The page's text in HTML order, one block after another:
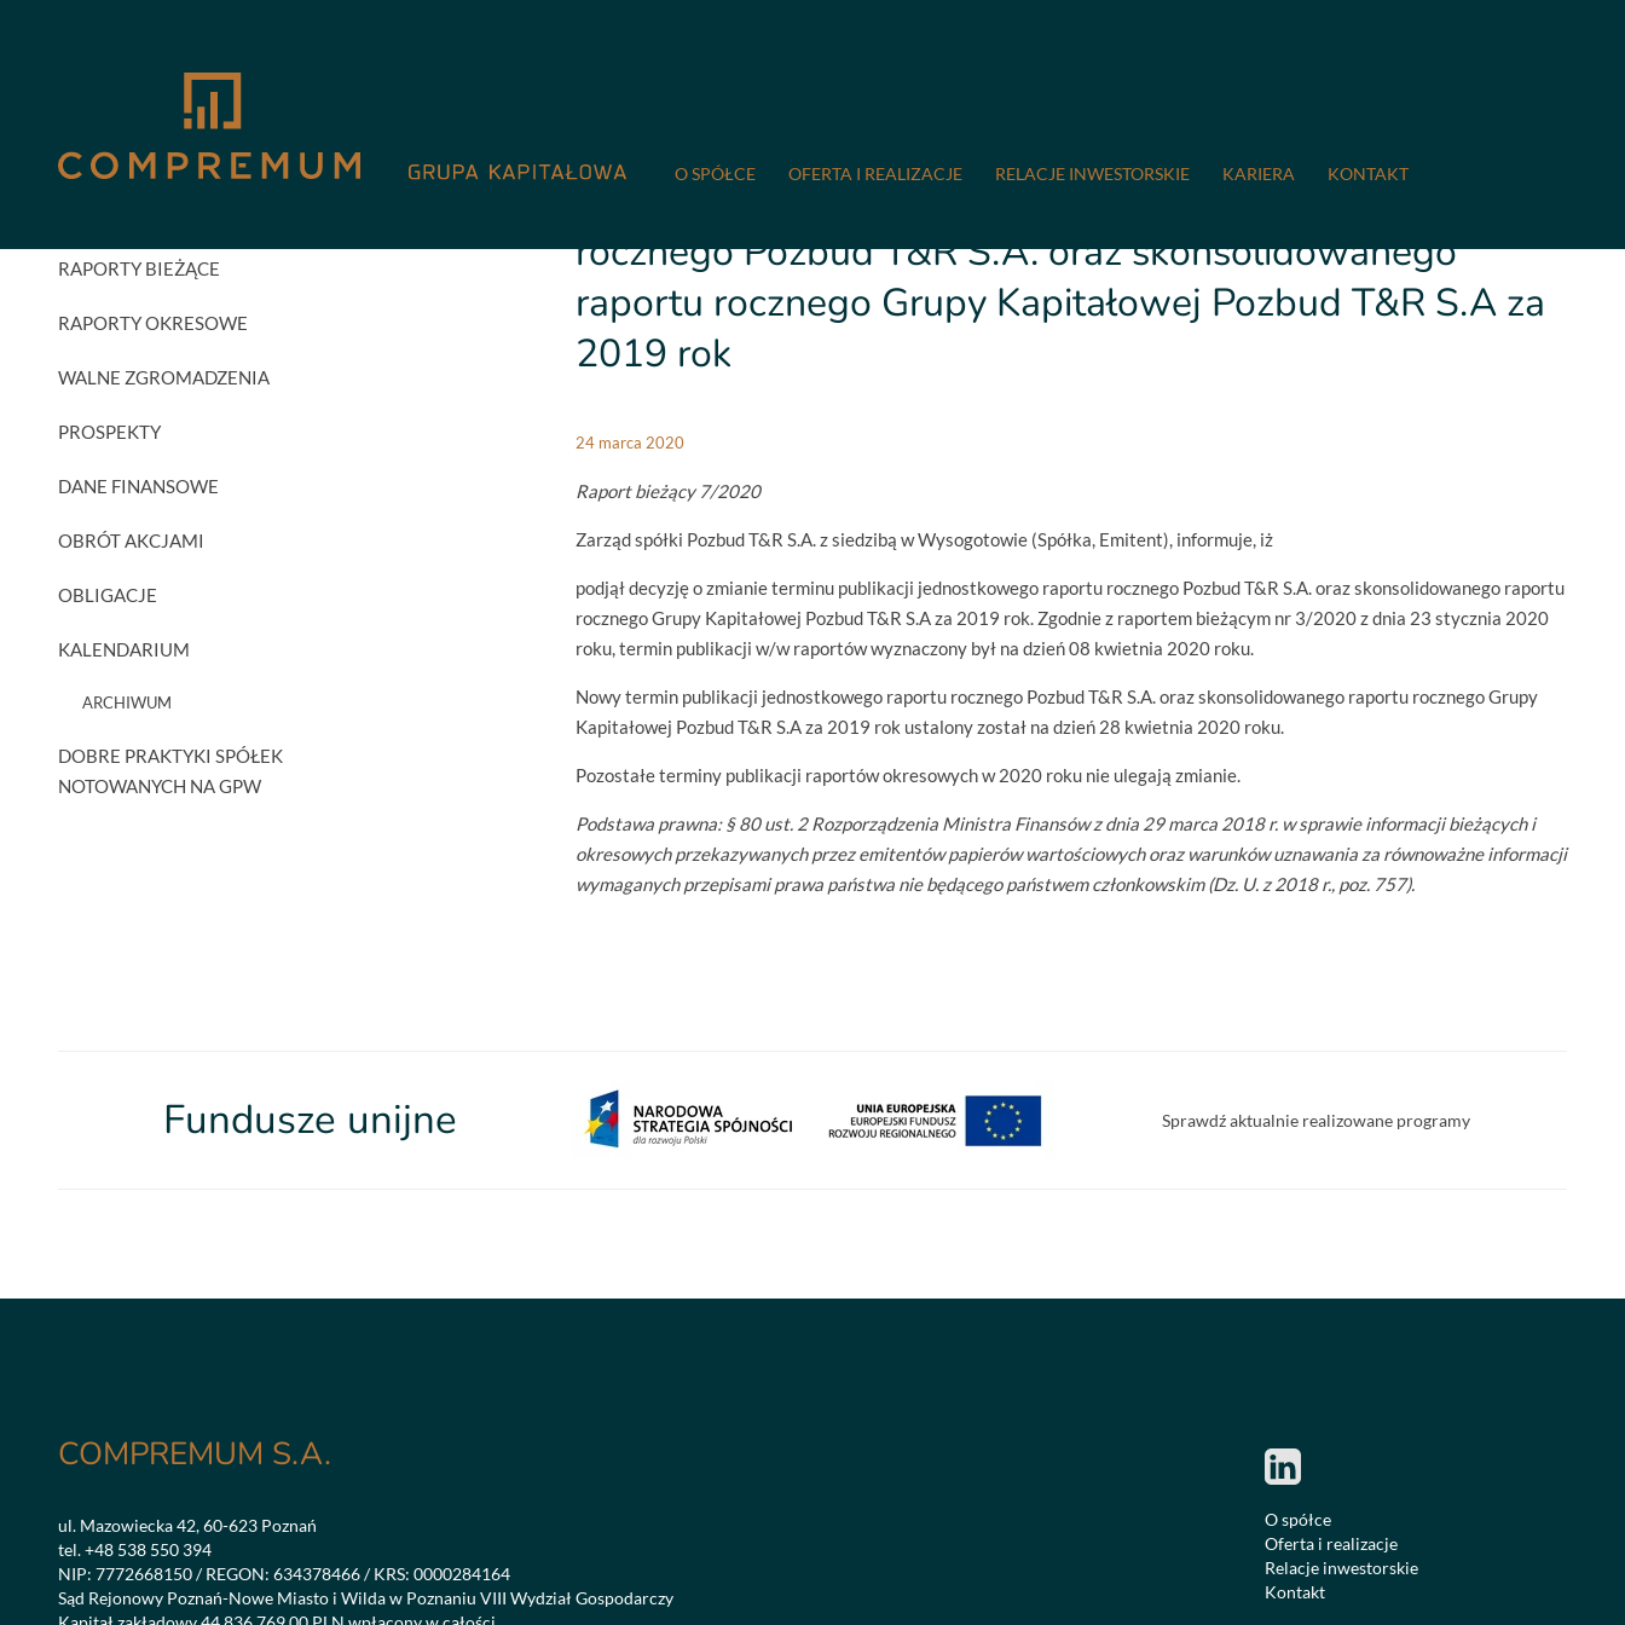
O SPÓŁCE OFERTA I REALIZACJE RELACJE INWESTORSKIE KARIERA KONTAKT
GPW
RAPORTY BIEŻĄCE
RAPORTY OKRESOWE
WALNE ZGROMADZENIA
PROSPEKTY
DANE FINANSOWE
OBRÓT AKCJAMI
OBLIGACJE
KALENDARIUM
ARCHIWUM
DOBRE PRAKTYKI SPÓŁEK
NOTOWANYCH NA GPW
rocznego Pozbud T&R S.A. oraz skonsolidowanego
raportu rocznego Grupy Kapitałowej Pozbud T&R S.A za
2019 rok
24 marca 2020
Raport bieżący 7/2020
Zarząd spółki Pozbud T&R S.A. z siedzibą w Wysogotowie (Spółka, Emitent), informuje, iż
podjął decyzję o zmianie terminu publikacji jednostkowego raportu rocznego Pozbud T&R S.A. oraz skonsolidowanego raportu
rocznego Grupy Kapitałowej Pozbud T&R S.A za 2019 rok. Zgodnie z raportem bieżącym nr 3/2020 z dnia 23 stycznia 2020
roku, termin publikacji w/w raportów wyznaczony był na dzień 08 kwietnia 2020 roku.
Nowy termin publikacji jednostkowego raportu rocznego Pozbud T&R S.A. oraz skonsolidowanego raportu rocznego Grupy
Kapitałowej Pozbud T&R S.A za 2019 rok ustalony został na dzień 28 kwietnia 2020 roku.
Pozostałe terminy publikacji raportów okresowych w 2020 roku nie ulegają zmianie.
Podstawa prawna: § 80 ust. 2 Rozporządzenia Ministra Finansów z dnia 29 marca 2018 r. w sprawie informacji bieżących i
okresowych przekazywanych przez emitentów papierów wartościowych oraz warunków uznawania za równoważne informacji
wymaganych przepisami prawa państwa nie będącego państwem członkowskim (Dz. U. z 2018 r., poz. 757).
Fundusze unijne Sprawdź aktualnie realizowane programy
COMPREMUM S.A.
ul. Mazowiecka 42, 60-623 Poznań
tel.+48 538 550 394
NIP: 7772668150 / REGON: 634378466 / KRS: 0000284164
Sąd Rejonowy Poznań-Nowe Miasto i Wilda w Poznaniu VIII Wydział Gospodarczy
O spółce
Oferta i realizacje
Relacje inwestorskie
Kontakt